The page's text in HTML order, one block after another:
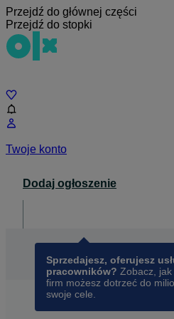
Przejdź do głównej części
Przejdź do stopki
Twoje konto
Dodaj ogłoszenie
Sprzedajesz, oferujesz
pracowników? Zobacz,
firm możesz dotrzeć do
swoje cele.